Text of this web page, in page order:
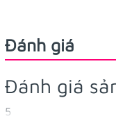
Mẫu yushou
trên nền màu
thân bạn bè
Xuất xứ:
Đánh giá
Đánh giá
5